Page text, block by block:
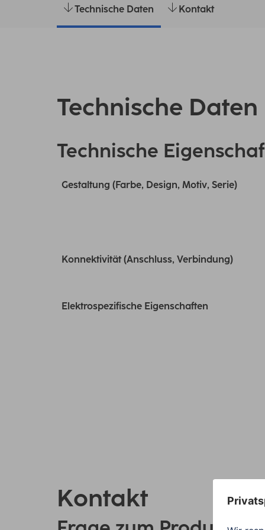
Technische Daten Kontakt
Technische Daten
Technische
Gestaltung (Farbe, Design, Motiv, Serie)
Konnektivität (Anschluss, Verbindung)
Elektrospezifische Eigenschaften
Kontakt